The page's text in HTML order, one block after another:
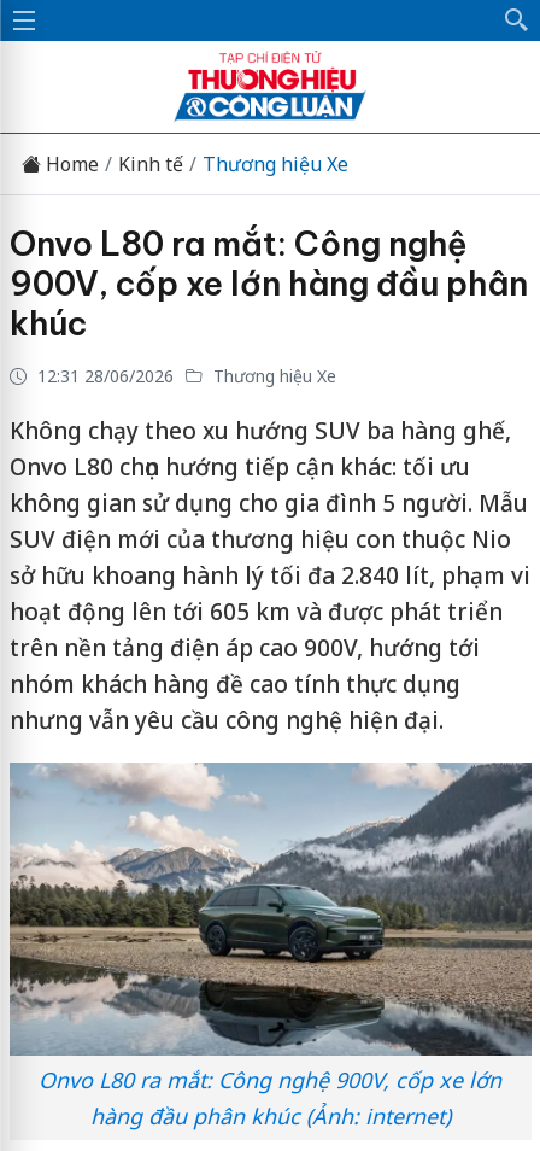
Home Kinh tế Thương hiệu Xe
Onvo L80 ra mắt: Công nghệ
900V, cốp xe lớn hàng đầu phân
khúc
12:31 28/06/2026 Thương hiệu Xe
Không chạy theo xu hướng SUV ba hàng ghế,
Onvo L80 chọn hướng tiếp cận khác: tối ưu
không gian sử dụng cho gia đình 5 người. Mẫu
SUV điện mới của thương hiệu con thuộc Nio
sở hữu khoang hành lý tối đa 2.840 lít, phạm vi
hoạt động lên tới 605 km và được phát triển
trên nền tảng điện áp cao 900V, hướng tới
nhóm khách hàng đề cao tính thực dụng
nhưng vẫn yêu cầu công nghệ hiện đại.
Onvo L80 ra mắt: Công nghệ 900V, cốp xe lớn
hàng đầu phân khúc (Ảnh: internet)